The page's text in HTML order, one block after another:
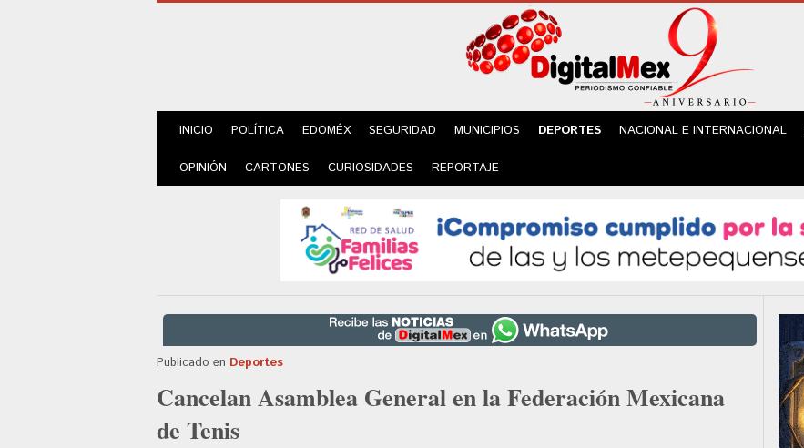
INICIO POLÍTICA EDOMÉX SEGURIDAD MUNICIPIOS DEPORTES NACIONAL E INTERNACIONAL
OPINIÓN CARTONES CURIOSIDADES REPORTAJE
Publicado en Deportes
Cancelan Asamblea General en la Federación Mexicana
de Tenis